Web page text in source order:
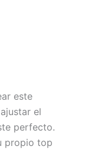
este
el
perfecto.
propio top